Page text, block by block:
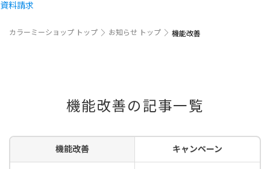
資料請求
カラーミーショップ トップ お知らせ トップ 機能改善
機能改善の記事一覧
機能改善 キャンペーン